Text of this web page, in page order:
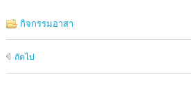
กิจกรรมอาสา
ถัดไป